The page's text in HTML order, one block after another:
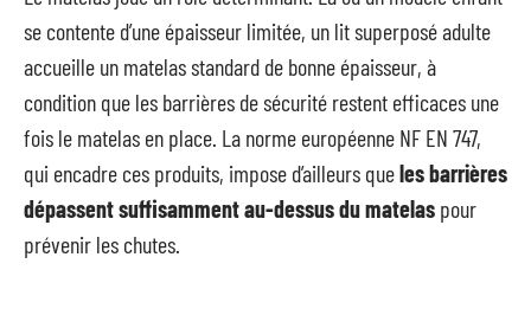
se contente d’une épaisseur limitée, un lit superposé adulte
accueille un matelas standard de bonne épaisseur, à
condition que les barrières de sécurité restent efficaces une
fois le matelas en place. La norme européenne NF EN 747,
qui encadre ces produits, impose d’ailleurs queles barrières
dépassent suffisamment au-dessus du matelas pour
prévenir les chutes.